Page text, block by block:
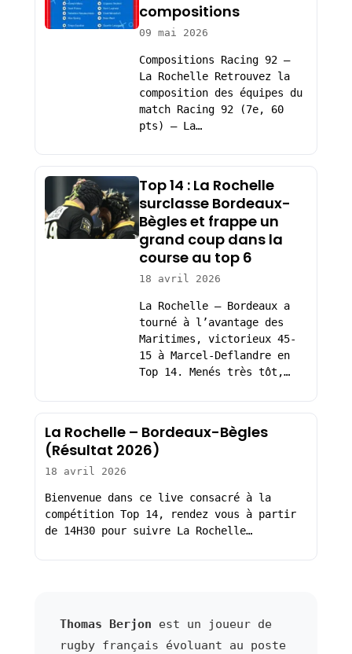
compositions
09 mai 2026
Compositions Racing 92 –
La Rochelle Retrouvez la
composition des équipes du
match Racing 92 (7e, 60
pts) – La…
Top 14 : La Rochelle
surclasse Bordeaux-
Bègles et frappe un
grand coup dans la
course au top 6
18 avril 2026
La Rochelle – Bordeaux a
tourné à l’avantage des
Maritimes, victorieux 45-
15 à Marcel-Deflandre en
Top 14. Menés très tôt,…
La Rochelle – Bordeaux-Bègles
(Résultat 2026)
18 avril 2026
Bienvenue dans ce live consacré à la
compétition Top 14, rendez vous à partir
de 14H30 pour suivre La Rochelle…
Thomas Berjon est un joueur de
rugby français évoluant au poste